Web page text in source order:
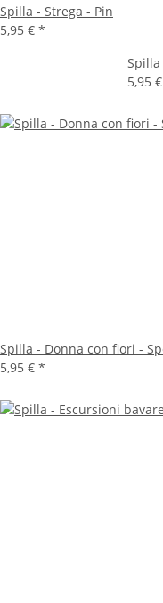
Spilla - Strega - Pin
5,95 € *
Spilla
5,95 €
Spilla - Donna con fiori -
5,95 € *